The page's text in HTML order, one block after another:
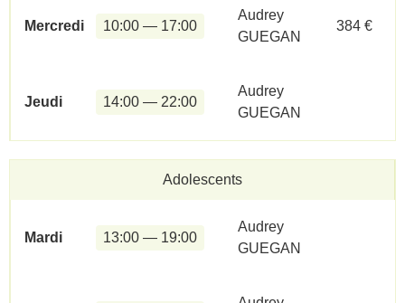
Mercredi 10:00 — 17:00
Audrey
GUEGAN
Jeudi 14:00 — 22:00
Audrey
GUEGAN
384 €
Adolescents
Mardi 13:00 — 19:00
Audrey
GUEGAN